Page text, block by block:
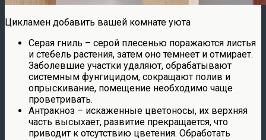
Цикламен добавить вашей комнате уюта
Серая гниль – серой плесенью поражаются листья
и стебель растения, затем оно темнеет и отмирает.
Заболевшие участки удаляют, обрабатывают
системным фунгицидом, сокращают полив и
опрыскивание, помещение необходимо чаще
проветривать.
Антракноз – искаженные цветоносы, их верхняя
часть высыхает, развитие прекращается, что
приводит к отсутствию цветения. Обработать